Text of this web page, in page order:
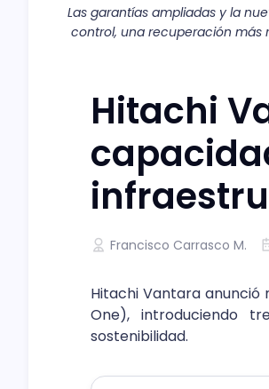
Las garantías ampliadas y la
control, una recuperación más
Hitachi
Francisco Carrasco M.
Hitachi Vantara anunció
One), introduciendo
sostenibilidad.